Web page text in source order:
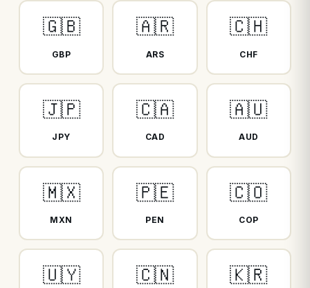
🇬🇧
GBP
🇦🇷
ARS
🇨🇭
CHF
🇯🇵
JPY
🇨🇦
CAD
🇦🇺
AUD
🇲🇽
MXN
🇵🇪
PEN
🇨🇴
COP
🇺🇾 🇨🇳 🇰🇷